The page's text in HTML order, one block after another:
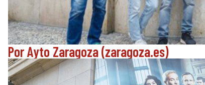
Por Ayto Zaragoza (zaragoza.es)